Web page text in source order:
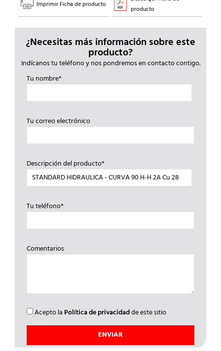
Imprimir Ficha de producto
producto
¿Necesitas más información sobre este
producto?
Indícanos tu teléfono y nos pondremos en contacto contigo.
Tu nombre*
Tu correo electrónico
Descripción del producto*
Tu teléfono*
Comentarios
Acepto la Política de privacidadde este sitio